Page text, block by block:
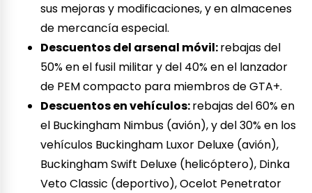
sus mejoras y modificaciones, y en almacenes
de mercancía especial.
Descuentos del arsenal móvil:rebajas del
50% en el fusil militar y del 40% en el lanzador
de PEM compacto para miembros de GTA+.
Descuentos en vehículos:rebajas del 60% en
el Buckingham Nimbus (avión), y del 30% en los
vehículos Buckingham Luxor Deluxe (avión),
Buckingham Swift Deluxe (helicóptero), Dinka
Veto Classic (deportivo), Ocelot Penetrator